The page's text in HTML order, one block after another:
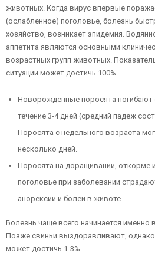
животных. Когда вирус впервые
(ослабленное) поголовье, болезнь
хозяйство, возникает эпидемия.
аппетита являются основными
возрастных групп животных.
ситуации может достичь 100%.
Новорожденные поросята погибают
течение 3-4 дней (средний падеж
Поросята с недельного возраста
несколько дней.
Поросята на доращивании, откорме
поголовье при заболевании
анорексии и болей в животе.
Болезнь чаще всего начинается именно
Позже свиньи выздоравливают,
может достичь 1-3%.